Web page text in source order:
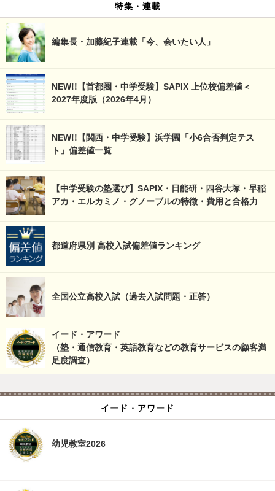
特集・連載
編集長・加藤紀子連載「今、会いたい人」
NEW!!【首都圏・中学受験】SAPIX 上位校偏差値＜
2027年度版（2026年4月）
NEW!!【関西・中学受験】浜学園「小6合否判定テス
ト」偏差値一覧
【中学受験の塾選び】SAPIX・日能研・四谷大塚・早稲
アカ・エルカミノ・グノーブルの特徴・費用と合格力
都道府県別 高校入試偏差値ランキング
全国公立高校入試（過去入試問題・正答）
イード・アワード
（塾・通信教育・英語教育などの教育サービスの顧客満
足度調査）
イード・アワード
幼児教室2026